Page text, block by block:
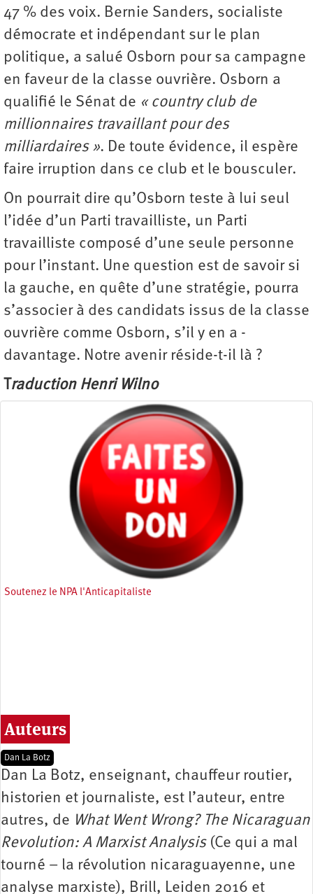
47 % des voix. Bernie Sanders, socialiste
démocrate et indépendant sur le plan
politique, a salué Osborn pour sa campagne
en faveur de la classe ouvrière. Osborn a
qualifié le Sénat de « country club de
millionnaires travaillant pour des
milliardaires ». De toute évidence, il espère
faire irruption dans ce club et le bousculer.
On pourrait dire qu’Osborn teste à lui seul
l’idée d’un Parti travailliste, un Parti
travailliste composé d’une seule personne
pour l’instant. Une question est de savoir si
la gauche, en quête d’une stratégie, pourra
s’associer à des candidats issus de la classe
ouvrière comme Osborn, s’il y en a ­
davantage. Notre avenir réside-t-il là ?
Traduction Henri Wilno
Soutenez le NPA l'Anticapitaliste
Auteurs
Dan La Botz
Dan La Botz, enseignant, chauffeur routier,
historien et journaliste, est l’auteur, entre
autres, de What Went Wrong? The Nicaraguan
Revolution: A Marxist Analysis(Ce qui a mal
tourné – la révolution nicaraguayenne, une
analyse marxiste), Brill, Leiden 2016 et